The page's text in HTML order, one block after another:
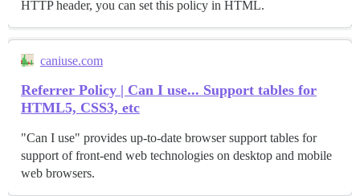
HTTP header, you can set this policy in HTML.
caniuse.com
Referrer Policy | Can I use... Support tables for
HTML5, CSS3, etc
"Can I use" provides up-to-date browser support tables for
support of front-end web technologies on desktop and mobile
web browsers.